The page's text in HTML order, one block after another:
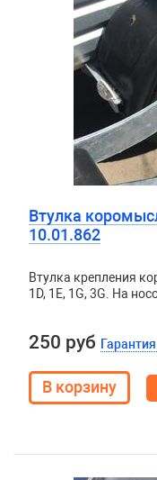
Втулка
10.01.862
Втулка крепления
1D, 1Е, 1G, 3G. На
250 руб